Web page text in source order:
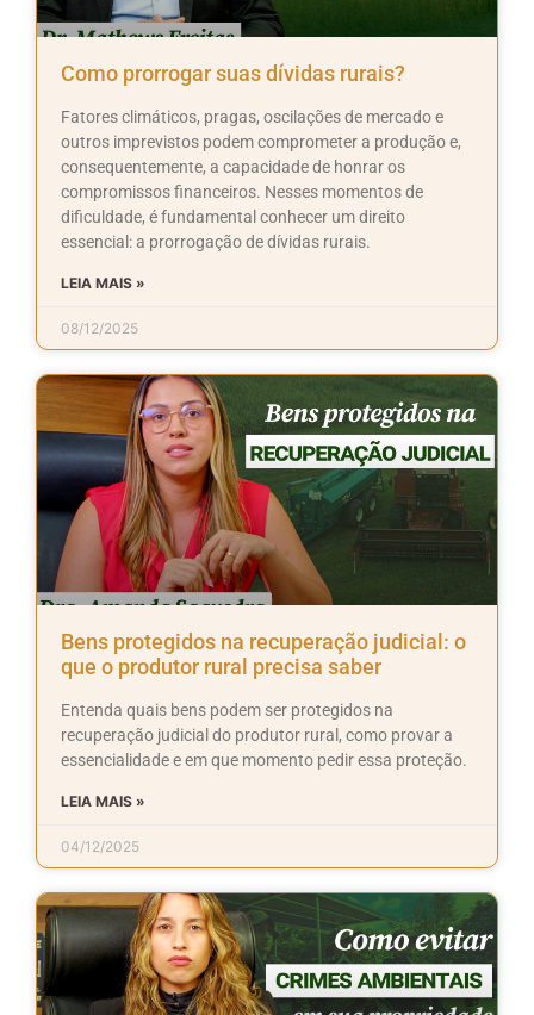
Como prorrogar suas dívidas rurais?
Fatores climáticos, pragas, oscilações de mercado e
outros imprevistos podem comprometer a produção e,
consequentemente, a capacidade de honrar os
compromissos financeiros. Nesses momentos de
dificuldade, é fundamental conhecer um direito
essencial: a prorrogação de dívidas rurais.
LEIA MAIS »
08/12/2025
Bens protegidos na recuperação judicial: o
que o produtor rural precisa saber
Entenda quais bens podem ser protegidos na
recuperação judicial do produtor rural, como provar a
essencialidade e em que momento pedir essa proteção.
LEIA MAIS »
04/12/2025